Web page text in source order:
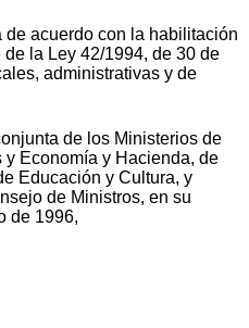
de acuerdo con la habilitación
la Ley 42/1994, de 30 de
administrativas y de
de los Ministerios de
Economía y Hacienda, de
Educación y Cultura, y
de Ministros, en su
de 1996,